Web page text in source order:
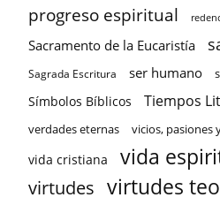
progreso espiritual
Sacramento de la Eucaristía
Sagrada Escritura ser humano
Símbolos Bíblicos Tiempos
verdades eternas vicios, pasiones
vida cristiana vida
virtudes virtudes